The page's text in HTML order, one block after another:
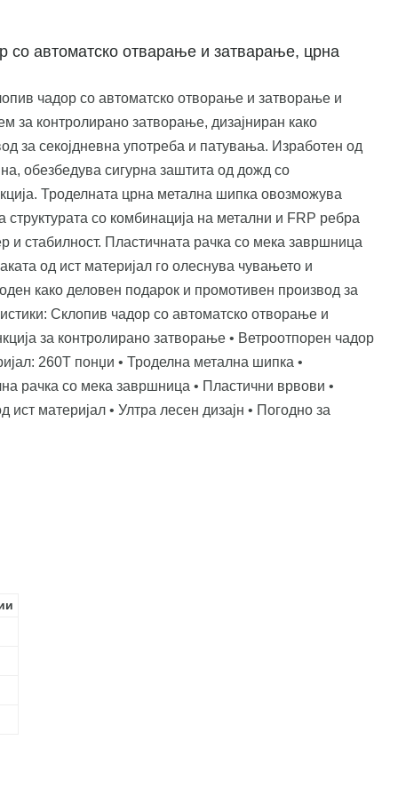
со автоматско отварање и затварање, црна
чадор со автоматско отворање и затворање и
за контролирано затворање, дизајниран како
за секојдневна употреба и патувања. Изработен од
обезбедува сигурна заштита од дожд со
Троделната црна метална шипка овозможува
структурата со комбинација на метални и FRP ребра
и стабилност. Пластичната рачка со мека завршница
од ист материјал го олеснува чувањето и
како деловен подарок и промотивен производ за
Склопив чадор со автоматско отворање и
за контролирано затворање • Ветроотпорен чадор
260T понџи • Троделна метална шипка •
рачка со мека завршница • Пластични врвови •
ист материјал • Ултра лесен дизајн • Погодно за